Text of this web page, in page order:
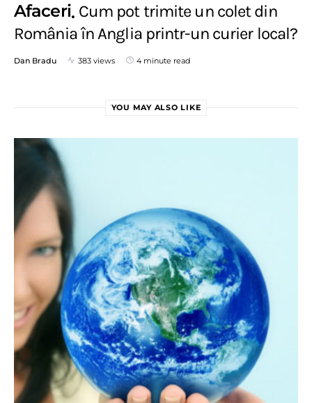
Afaceri Cum pot trimite un colet din
România în Anglia printr-un curier local?
Dan Bradu 383 views 4 minute read
YOU MAY ALSO LIKE